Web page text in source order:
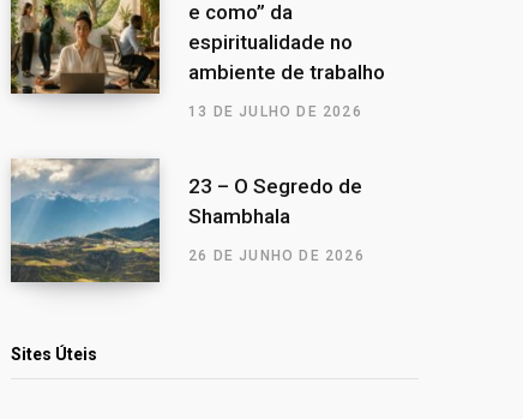
e como” da
espiritualidade no
ambiente de trabalho
13 DE JULHO DE 2026
23 – O Segredo de
Shambhala
26 DE JUNHO DE 2026
Sites Úteis